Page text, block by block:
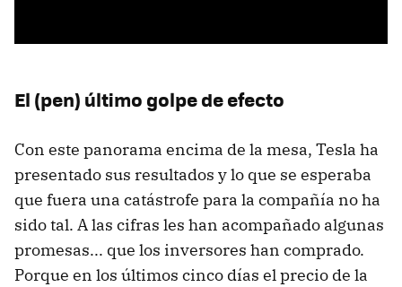
El (pen) último golpe de efecto
Con este panorama encima de la mesa, Tesla ha
presentado sus resultados y lo que se esperaba
que fuera una catástrofe para la compañía no ha
sido tal. A las cifras les han acompañado algunas
promesas... que los inversores han comprado.
Porque en los últimos cinco días el precio de la